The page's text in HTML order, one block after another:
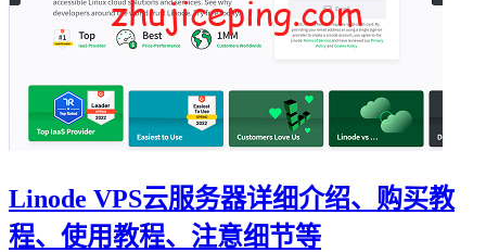
Linode VPS云服务器详细介绍、购买教
程、使用教程、注意细节等